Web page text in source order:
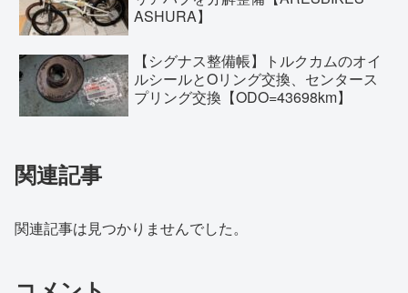
ASHURA】
【シグナス整備帳】トルクカムのオイ
ルシールとOリング交換、センタース
プリング交換【ODO=43698km】
関連記事
関連記事は見つかりませんでした。